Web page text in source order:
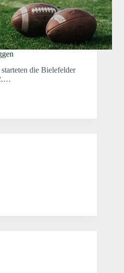
die Bielefelder